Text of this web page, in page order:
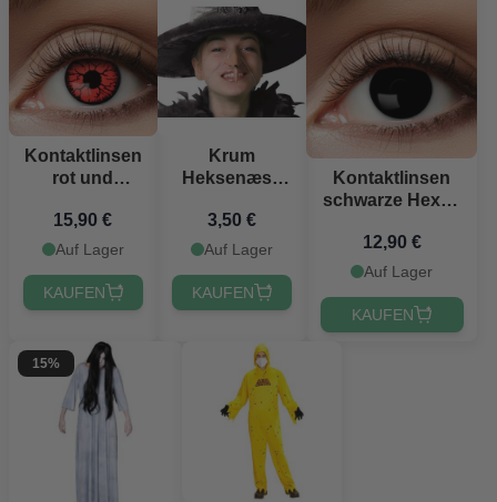
Kontaktlinsen
rot und
aggressiv
15,90 €
Auf Lager
KAUFEN
Krum
Heksenæse
3,50 €
Auf Lager
KAUFEN
Kontaktlinsen
schwarze Hexe -
12,90 €
Auf Lager
KAUFEN
15%